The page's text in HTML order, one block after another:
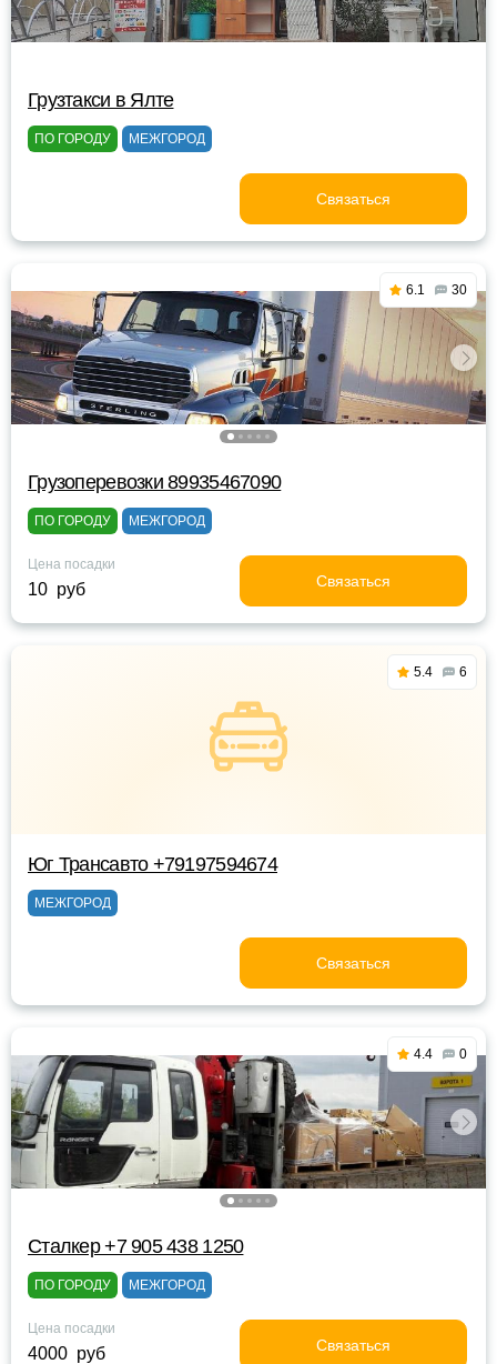
Грузтакси в Ялте
ПО ГОРОДУ МЕЖГОРОД
Связаться
6.1 30
Грузоперевозки 89935467090
ПО ГОРОДУ МЕЖГОРОД
Цена посадки
10 руб Связаться
5.4 6
Юг Трансавто +79197594674
МЕЖГОРОД
Связаться
4.4 0
Сталкер +7 905 438 1250
ПО ГОРОДУ МЕЖГОРОД
Цена посадки
4000 руб Связаться